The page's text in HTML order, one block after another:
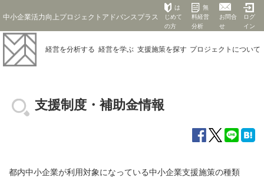
中小企業活力向上プロジェクトアドバンスプラス
は
じめて
の方
無
料経営
分析
お問合
せ
ログ
イン
経営を分析する 経営を学ぶ 支援施策を探す プロジェクト について
支援制度・補助金情報
都内中小企業が利用対象になっている中小企業支援施策の種類